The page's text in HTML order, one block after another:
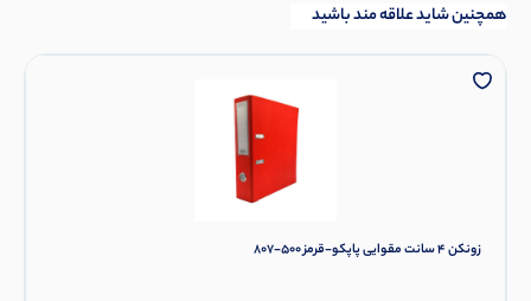
همچنین شاید علاقه مند باشید
زونکن 4 سانت مقوایی پاپکو-قرمز 500-807